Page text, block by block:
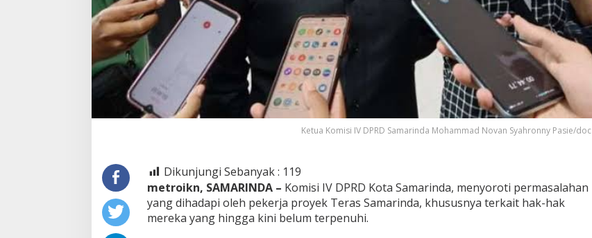
Ketua Komisi IV DPRD Samarinda Mohammad Novan Syahronny Pasie/doc
Dikunjungi Sebanyak : 119
metroikn, SAMARINDA – Komisi IV DPRD Kota Samarinda, menyoroti permasalahan
yang dihadapi oleh pekerja proyek Teras Samarinda, khususnya terkait hak-hak
mereka yang hingga kini belum terpenuhi.